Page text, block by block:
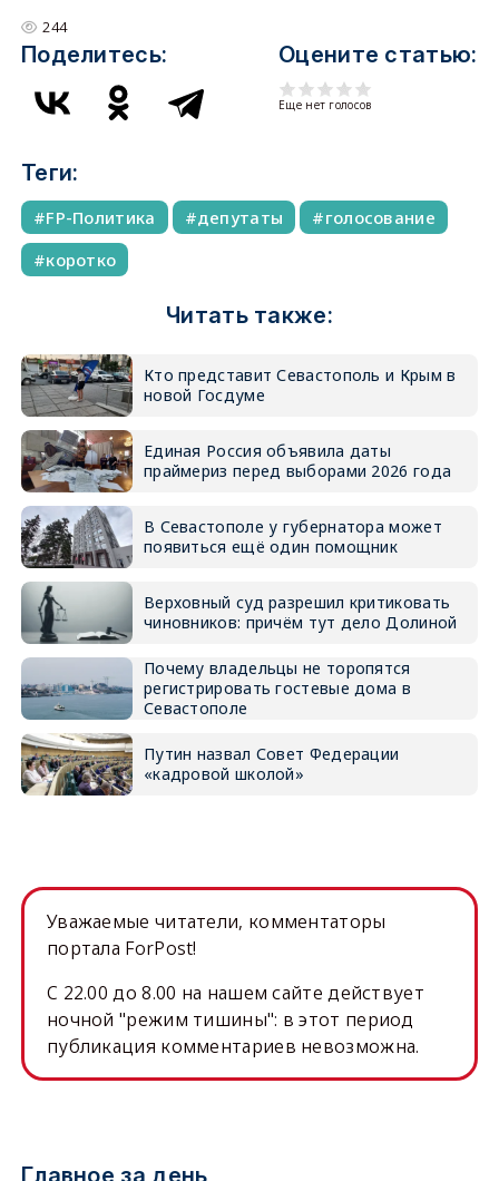
244
Поделитесь: Оцените статью:
Еще нет голосов
Теги:
FP-Политика депутаты
голосование
коротко
Читать также:
Кто представит Севастополь и Крым в
новой Госдуме
Единая Россия объявила даты
праймериз перед выборами 2026 года
В Севастополе у губернатора может
появиться ещё один помощник
Верховный суд разрешил критиковать
чиновников: причём тут дело Долиной
Почему владельцы не торопятся
регистрировать гостевые дома в
Севастополе
Путин назвал Совет Федерации
«кадровой школой»
Уважаемые читатели, комментаторы
портала ForPost!
C 22.00 до 8.00 на нашем сайте действует
ночной "режим тишины": в этот период
публикация комментариев невозможна.
Главное за день